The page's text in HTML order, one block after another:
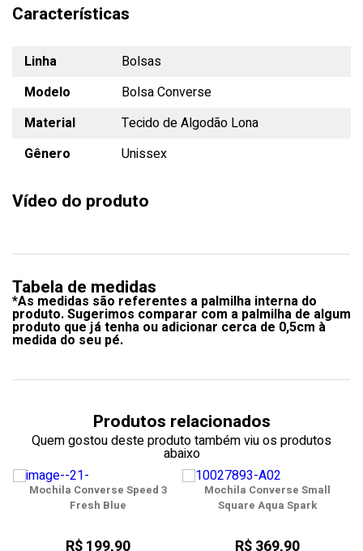
Características
Linha
Bolsas
Modelo
Bolsa Converse
Material
Tecido de Algodão Lona
Gênero
Unissex
Vídeo do produto
Tabela de medidas
*As medidas são referentes a palmilha interna do
produto. Sugerimos comparar com a palmilha de algum
produto que já tenha ou adicionar cerca de 0,5cm à
medida do seu pé.
Produtos relacionados
Quem gostou deste produto também viu os produtos
abaixo
Mochila Converse Speed 3
Fresh Blue
R$ 199,90
Mochila Converse Small
Square Aqua Spark
R$ 369,90